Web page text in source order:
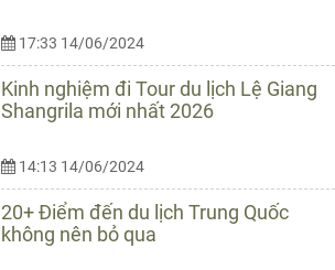
17:33 14/06/2024
Kinh nghiệm đi Tour du lịch Lệ Giang
Shangrila mới nhất 2026
14:13 14/06/2024
20+ Điểm đến du lịch Trung Quốc
không nên bỏ qua